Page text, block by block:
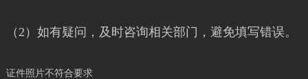
（2）如有疑问，及时咨询相关部门，避免填写错误。
证件照片不符合要求